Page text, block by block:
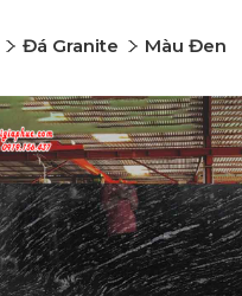
Đá Granite Màu Đen